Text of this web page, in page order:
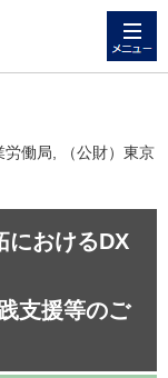
働局, （公財）東京
おけるDX
支援等のご